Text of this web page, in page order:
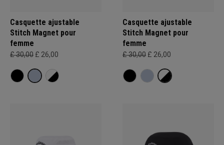
Casquette ajustable
Stitch Magnet pour
femme
£ 30,00 £ 26,00
Casquette ajustable
Stitch Magnet pour
femme
£ 30,00 £ 26,00